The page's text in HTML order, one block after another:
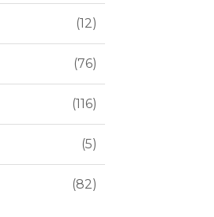
12
76
116
5
82